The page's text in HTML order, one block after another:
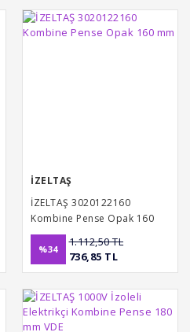
İZELTAŞ
İZELTAŞ 3020122160
Kombine Pense Opak 160
mm
%34
1.112,50 TL
736,85 TL